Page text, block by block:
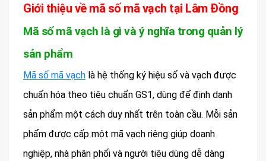
Giới thiệu về mã số mã vạch tại Lâm Đồng
Mã số mã vạch là gì và ý nghĩa trong quản lý
sản phẩm
Mã số mã vạch là hệ thống ký hiệu số và vạch được
chuẩn hóa theo tiêu chuẩn GS1, dùng để định danh
sản phẩm một cách duy nhất trên toàn cầu. Mỗi sản
phẩm được cấp một mã vạch riêng giúp doanh
nghiệp, nhà phân phối và người tiêu dùng dễ dàng